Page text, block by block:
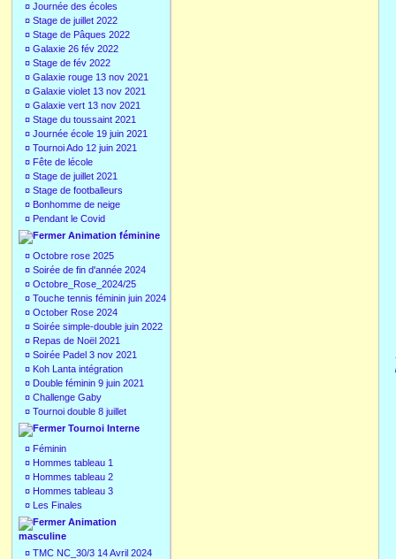
¤ Journée des écoles
¤ Stage de juillet 2022
¤ Stage de Pâques 2022
¤ Galaxie 26 fév 2022
¤ Stage de fév 2022
¤ Galaxie rouge 13 nov 2021
¤ Galaxie violet 13 nov 2021
¤ Galaxie vert 13 nov 2021
¤ Stage du toussaint 2021
¤ Journée école 19 juin 2021
¤ Tournoi Ado 12 juin 2021
¤ Fête de lécole
¤ Stage de juillet 2021
¤ Stage de footballeurs
¤ Bonhomme de neige
¤ Pendant le Covid
Animation féminine
¤ Octobre rose 2025
¤ Soirée de fin d'année 2024
¤ Octobre_Rose_2024/25
¤ Touche tennis féminin juin 2024
¤ October Rose 2024
¤ Soirée simple-double juin 2022
¤ Repas de Noël 2021
¤ Soirée Padel 3 nov 2021
¤ Koh Lanta intégration
¤ Double féminin 9 juin 2021
¤ Challenge Gaby
¤ Tournoi double 8 juillet
Tournoi Interne
¤ Féminin
¤ Hommes tableau 1
¤ Hommes tableau 2
¤ Hommes tableau 3
¤ Les Finales
Animation
masculine
¤ TMC NC_30/3 14 Avril 2024